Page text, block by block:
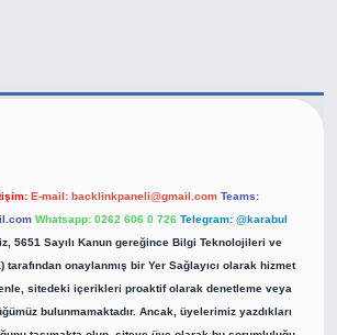
E-mail: backlinkpaneli@gmail.com Teams:
Whatsapp: 0262 606 0 726 Telegram: @karabul
5651 Sayılı Kanun gereğince Bilgi Teknolojileri ve
tarafından onaylanmış bir Yer Sağlayıcı olarak hizmet
sitedeki içerikleri proaktif olarak denetleme veya
bulunmamaktadır. Ancak, üyelerimiz yazdıkları